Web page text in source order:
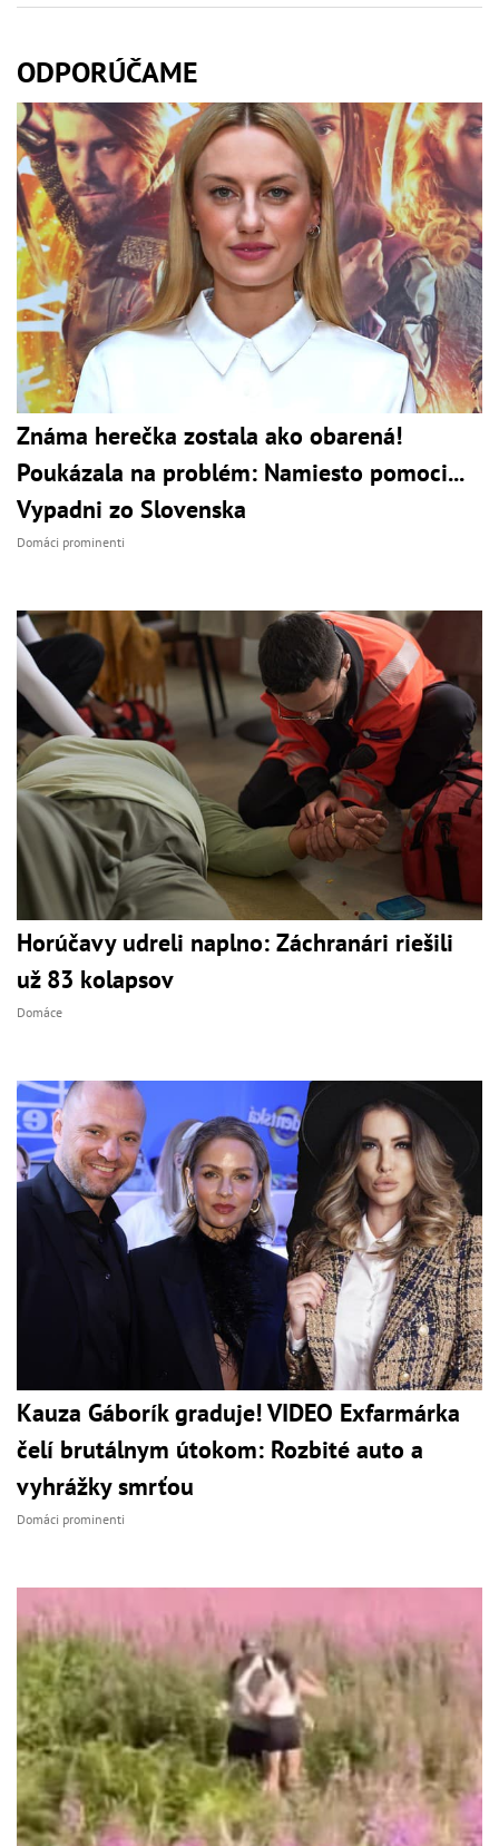
ODPORÚČAME
Známa herečka zostala ako obarená!
Poukázala na problém: Namiesto pomoci...
Vypadni zo Slovenska
Domáci prominenti
Horúčavy udreli naplno: Záchranári riešili
už 83 kolapsov
Domáce
Kauza Gáborík graduje! VIDEO Exfarmárka
čelí brutálnym útokom: Rozbité auto a
vyhrážky smrťou
Domáci prominenti